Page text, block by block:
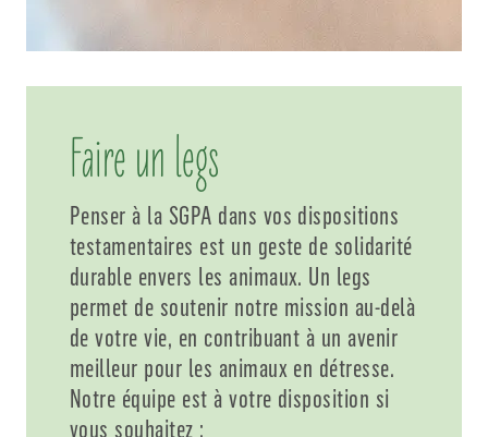
Faire un legs
Penser à la SGPA dans vos dispositions
testamentaires est un geste de solidarité
durable envers les animaux. Un legs
permet de soutenir notre mission au-delà
de votre vie, en contribuant à un avenir
meilleur pour les animaux en détresse.
Notre équipe est à votre disposition si
vous souhaitez :